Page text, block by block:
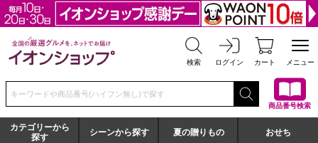
全国の厳選グルメを、ネットでお届け イオンショップ
検索 ログイン カート メニュー
検索キーワードまたは商品番号を入力してください
商品番号検索
カテゴリーから
探す
シーンから探す 夏の贈りもの おせち